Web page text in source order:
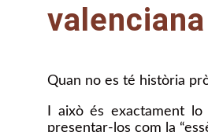
Quan no es té història
I això és exactament
presentar-los com la